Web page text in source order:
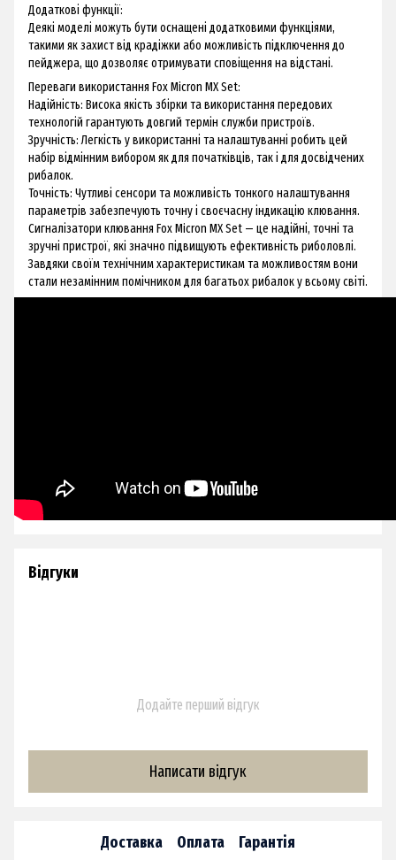
Додаткові функції:
Деякі моделі можуть бути оснащені додатковими функціями,
такими як захист від крадіжки або можливість підключення до
пейджера, що дозволяє отримувати сповіщення на відстані.
Переваги використання Fox Micron MX Set:
Надійність: Висока якість збірки та використання передових
технологій гарантують довгий термін служби пристроїв.
Зручність: Легкість у використанні та налаштуванні робить цей
набір відмінним вибором як для початківців, так і для досвідчених
рибалок.
Точність: Чутливі сенсори та можливість тонкого налаштування
параметрів забезпечують точну і своєчасну індикацію клювання.
Сигналізатори клювання Fox Micron MX Set — це надійні, точні та
зручні пристрої, які значно підвищують ефективність риболовлі.
Завдяки своїм технічним характеристикам та можливостям вони
стали незамінним помічником для багатьох рибалок у всьому світі.
Відгуки
Додайте перший відгук
Написати відгук
Доставка Оплата Гарантія